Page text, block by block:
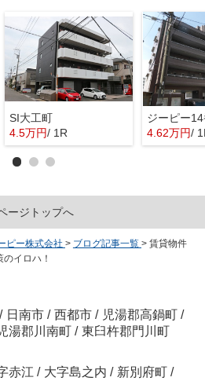
SI大工町
4.5万円/ 1R
ジーピー
4.62万円/
ージトップへ
ピー株式会社 > ブログ記事一覧 > 賃貸物件
イロハ！
/ 日南市 / 西都市 / 児湯郡高鍋町 /
湯郡川南町 / 東臼杵郡門川町
赤江 / 大字島之内 / 新別府町 /